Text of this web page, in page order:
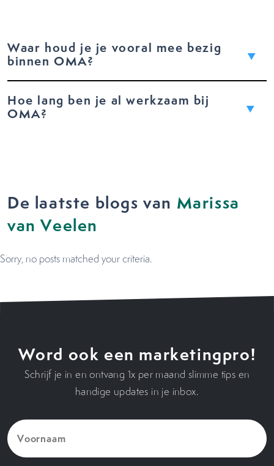
Waar houd je je vooral mee bezig
binnen OMA?
Hoe lang ben je al werkzaam bij
OMA?
De laatste blogs van Marissa
van Veelen
Sorry, no posts matched your criteria.
Word ook een marketingpro!
Schrijf je in en ontvang 1x per maand slimme tips en
handige updates in je inbox.
Voornaam
(Vereist)